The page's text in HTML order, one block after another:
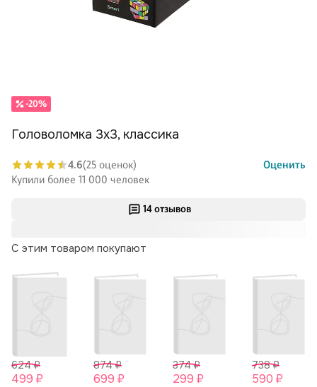
14 отзывов
С этим товаром покупают
624 ₽
499 ₽
874 ₽
699 ₽
374 ₽
299 ₽
738 ₽
590 ₽
-20%
Головоломка 3х3, классика
4.6(25 оценок)
Оценить
Купили более 11 000 человек